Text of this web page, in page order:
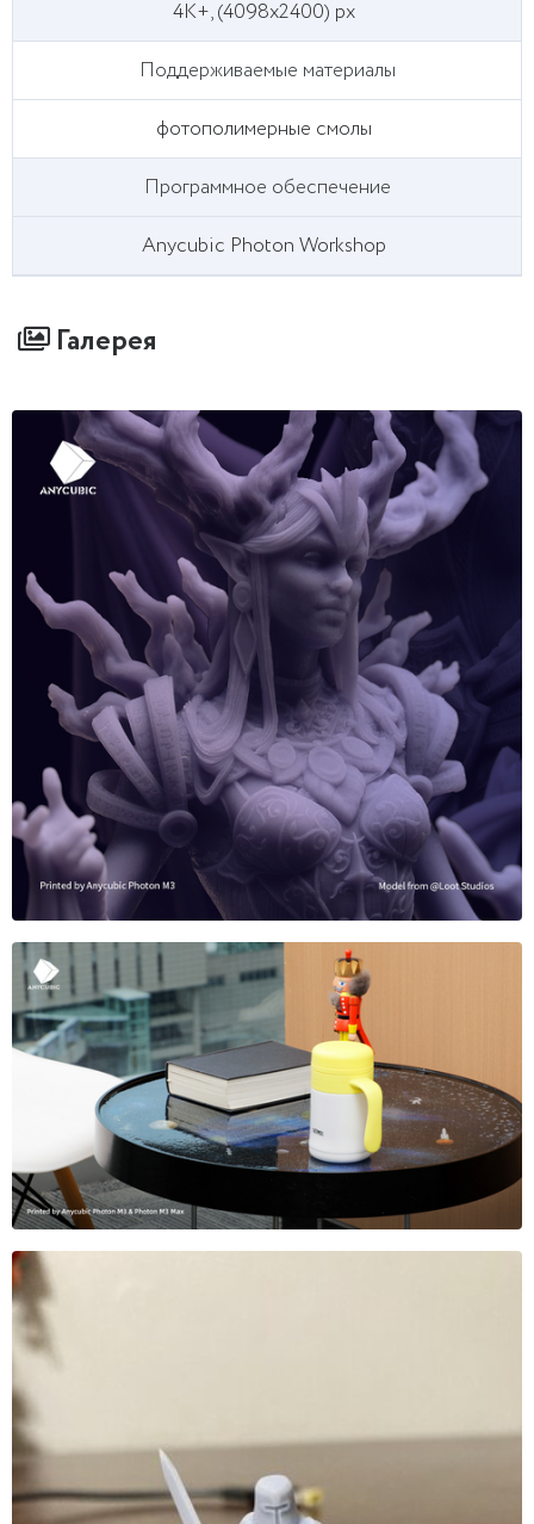
4K+, (4098х2400) px
Поддерживаемые материалы
фотополимерные смолы
Программное обеспечение
Anycubic Photon Workshop
Галерея